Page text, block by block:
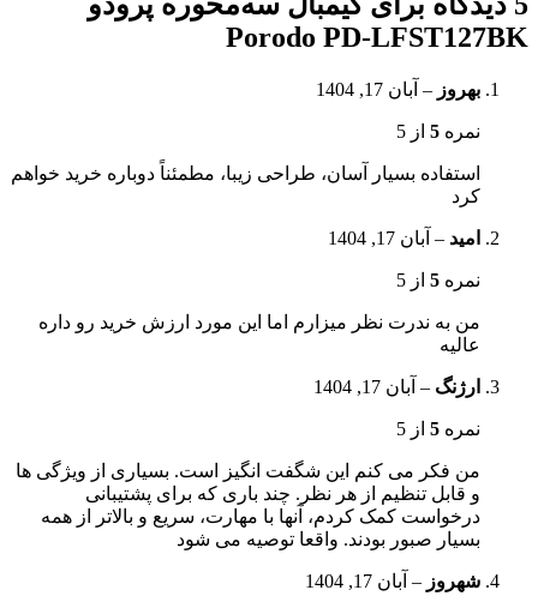
Porodo PD-LFST127BK
بهروز – آبان 17, 1404
نمره 5 از 5
استفاده بسیار آسان، طراحی زیبا، مطمئناً دوباره خرید خواهم
کرد
امید – آبان 17, 1404
نمره 5 از 5
من به ندرت نظر میزارم اما این مورد ارزش خرید رو داره
عالیه
ارژنگ – آبان 17, 1404
نمره 5 از 5
من فکر می کنم این شگفت انگیز است. بسیاری از ویژگی ها
و قابل تنظیم از هر نظر. چند باری که برای پشتیبانی
درخواست کمک کردم، آنها با مهارت، سریع و بالاتر از همه
بسیار صبور بودند. واقعا توصیه می شود
شهروز – آبان 17, 1404